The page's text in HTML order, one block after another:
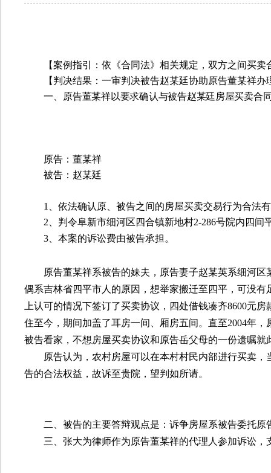
【案例指引：依《合同法》相关规定，双方之间买
【判决结果：一审判决被告赵某廷协助原告董某祥
一、原告董某祥以要求确认与被告赵某廷房屋买卖合
原告：董某祥
被告：赵某廷
1
、依法确认原、被告之间的房屋买卖交易行为合法
2 、判令阜新市细河区四合镇新地村2-286号院内四间
3 、本案的诉讼费由被告承担。
原告董某祥系被告的妹夫，原告妻子赵某英系细河
偶系吉林省四平市人的原因，想举家搬迁至四平，可没
上认可的情况下签订了买卖协议，四处借钱凑齐8600元房
住至今，期间加盖了耳房一间、厢房五间。直至2004年，
被告看家，不想房屋买卖协议和原告岳父母的一份遗嘱
原告认为，农村房屋可以在本村村民内部进行买卖
告的合法权益，故诉至贵院，望判如所请。
二、被告的主要答辩观点是：诉争房屋系被告委托
三、张大为律师作为原告董某祥的代理人参加诉讼，